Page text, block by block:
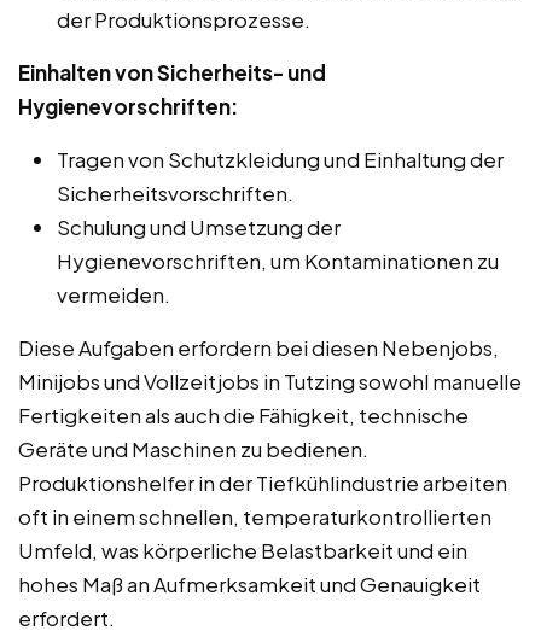
der Produktionsprozesse.
Einhalten von Sicherheits- und
Hygienevorschriften:
Tragen von Schutzkleidung und Einhaltung der
Sicherheitsvorschriften.
Schulung und Umsetzung der
Hygienevorschriften, um Kontaminationen zu
vermeiden.
Diese Aufgaben erfordern bei diesen Nebenjobs,
Minijobs und Vollzeitjobs in Tutzing sowohl manuelle
Fertigkeiten als auch die Fähigkeit, technische
Geräte und Maschinen zu bedienen.
Produktionshelfer in der Tiefkühlindustrie arbeiten
oft in einem schnellen, temperaturkontrollierten
Umfeld, was körperliche Belastbarkeit und ein
hohes Maß an Aufmerksamkeit und Genauigkeit
erfordert.